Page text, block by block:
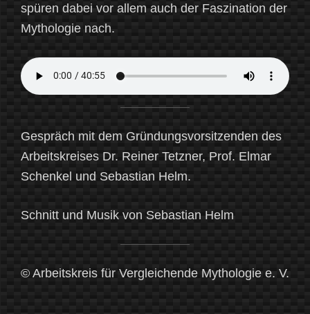
spüren dabei vor allem auch der Faszination der
Mythologie nach.
Gespräch mit dem Gründungsvorsitzenden des
Arbeitskreises Dr. Reiner Tetzner, Prof. Elmar
Schenkel und Sebastian Helm.
Schnitt und Musik von Sebastian Helm
© Arbeitskreis für Vergleichende Mythologie e. V.